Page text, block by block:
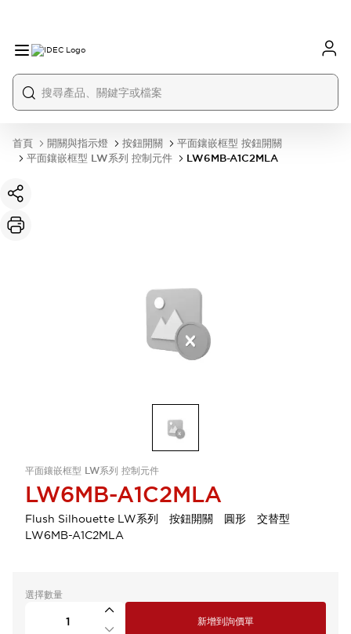
首頁 開關與指示燈 按鈕開關
平面鑲嵌框型 按鈕開關
平面鑲嵌框型 LW系列 控制元件
LW6MB-A1C2MLA
平面鑲嵌框型 LW系列 控制元件
LW6MB-A1C2MLA
Flush Silhouette LW系列 按鈕開關 圓形 交替型
LW6MB-A1C2MLA
選擇數量
新增到詢價單